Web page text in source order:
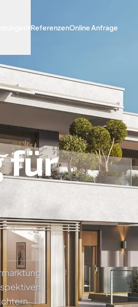
ReferenzenOnline Anfrage
für